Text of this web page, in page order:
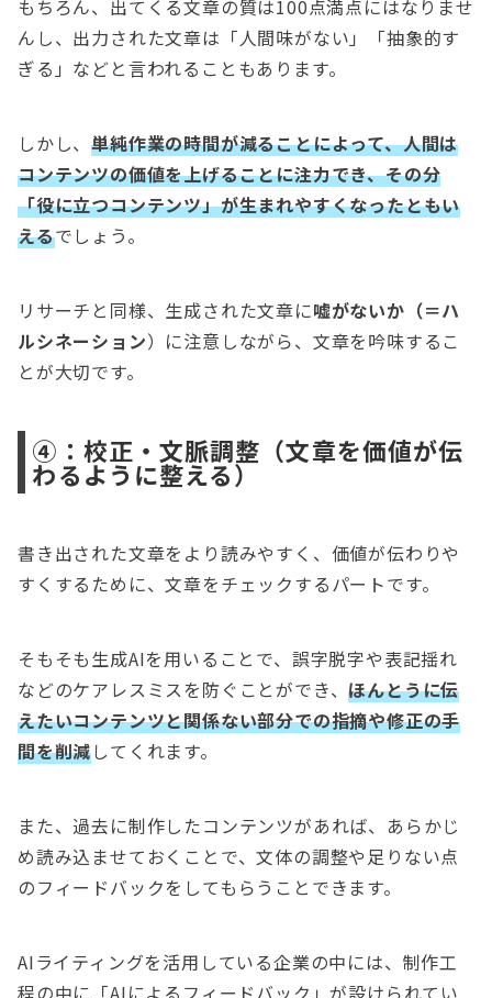
もちろん、出てくる文章の質は100点満点にはなりませ
んし、出力された文章は「人間味がない」「抽象的す
ぎる」などと言われることもあります。
しかし、単純作業の時間が減ることによって、人間は
コンテンツの価値を上げることに注力でき、その分
「役に立つコンテンツ」が生まれやすくなったともい
えるでしょう。
リサーチと同様、生成された文章に嘘がないか（＝ハ
ルシネーション）に注意しながら、文章を吟味するこ
とが大切です。
④：校正・文脈調整（文章を価値が伝
わるように整える）
書き出された文章をより読みやすく、価値が伝わりや
すくするために、文章をチェックするパートです。
そもそも生成AIを用いることで、誤字脱字や表記揺れ
などのケアレスミスを防ぐことができ、ほんとうに伝
えたいコンテンツと関係ない部分での指摘や修正の手
間を削減してくれます。
また、過去に制作したコンテンツがあれば、あらかじ
め読み込ませておくことで、文体の調整や足りない点
のフィードバックをしてもらうことできます。
AIライティングを活用している企業の中には、制作工
程の中に「AIによるフィードバック」が設けられてい